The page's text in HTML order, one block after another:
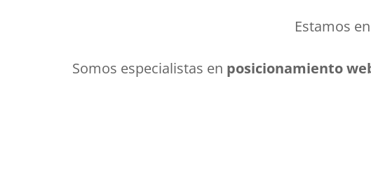
Estamos
Somos especialistas en posicionamiento